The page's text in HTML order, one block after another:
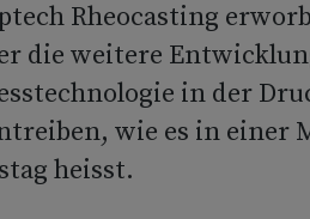
Rheocasting
die weitere
in der
wie es in einer
heisst.